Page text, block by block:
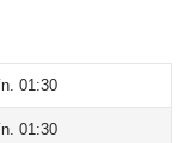
01:30
01:30